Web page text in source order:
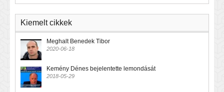
Kiemelt cikkek
Meghalt Benedek Tibor
2020-06-18
Kemény Dénes bejelentette lemondását
2018-05-29